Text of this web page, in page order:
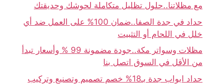
مع مظلاتنا..حلول تظليل متكاملة لحوشك وحديقتك
حداد في جدة الصفا..ضمان 100% على العمل ضد أي
خلل في اللحام أو التثبيت
مظلات وسواتر مكة..جودة مضمونة 99 % وأسعار تبدأ
من الأقل في السوق اتصل بنا
حداد ابواب جدة بـ18% خصم تصميم وتصنيع وتركيب